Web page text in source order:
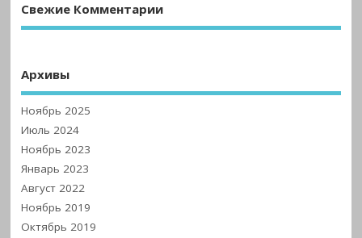
Свежие Комментарии
Архивы
Ноябрь 2025
Июль 2024
Ноябрь 2023
Январь 2023
Август 2022
Ноябрь 2019
Октябрь 2019